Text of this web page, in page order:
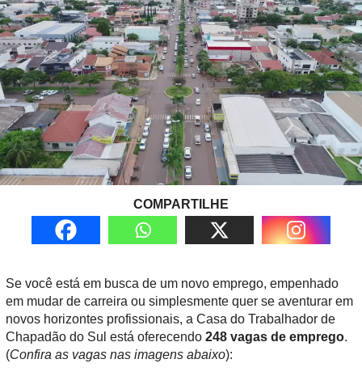
COMPARTILHE
Se você está em busca de um novo emprego, empenhado
em mudar de carreira ou simplesmente quer se aventurar em
novos horizontes profissionais, a Casa do Trabalhador de
Chapadão do Sul está oferecendo 248 vagas de emprego.
(Confira as vagas nas imagens abaixo):